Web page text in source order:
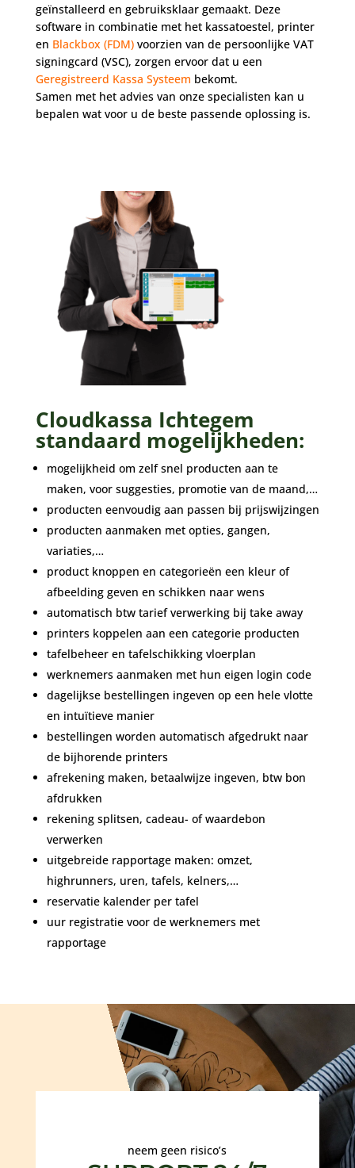
geïnstalleerd en gebruiksklaar gemaakt. Deze
software in combinatie met het kassatoestel, printer
en Blackbox (FDM)voorzien van de persoonlijke VAT
signingcard (VSC), zorgen ervoor dat u een
Geregistreerd Kassa Systeem bekomt.
Samen met het advies van onze specialisten kan u
bepalen wat voor u de beste passende oplossing is.
Cloudkassa Ichtegem
standaard mogelijkheden:
mogelijkheid om zelf snel producten aan te
maken, voor suggesties, promotie van de maand,…
producten eenvoudig aan passen bij prijswijzingen
producten aanmaken met opties, gangen,
variaties,…
product knoppen en categorieën een kleur of
afbeelding geven en schikken naar wens
automatisch btw tarief verwerking bij take away
printers koppelen aan een categorie producten
tafelbeheer en tafelschikking vloerplan
werknemers aanmaken met hun eigen login code
dagelijkse bestellingen ingeven op een hele vlotte
en intuïtieve manier
bestellingen worden automatisch afgedrukt naar
de bijhorende printers
afrekening maken, betaalwijze ingeven, btw bon
afdrukken
rekening splitsen, cadeau- of waardebon
verwerken
uitgebreide rapportage maken: omzet,
highrunners, uren, tafels, kelners,…
reservatie kalender per tafel
uur registratie voor de werknemers met
rapportage
neem geen risico’s